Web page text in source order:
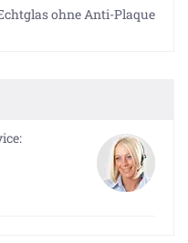
ohne Anti-Plaque